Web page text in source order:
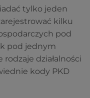
tylko jeden
kilku
pod
pod jednym
działalności
kody PKD